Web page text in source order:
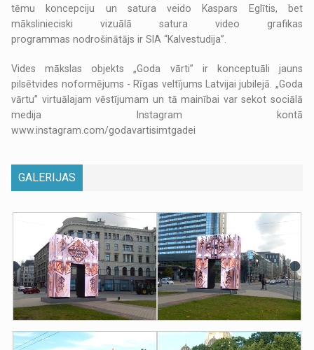
tēmu koncepciju un satura veido Kaspars Eglītis, bet
mākslinieciski vizuālā satura video grafikas
programmas nodrošinātājs ir SIA “Kalvestudija”.
Vides mākslas objekts „Goda vārti” ir konceptuāli jauns
pilsētvides noformējums - Rīgas veltījums Latvijai jubilejā. „Goda
vārtu” virtuālajam vēstījumam un tā mainībai var sekot sociālā
medija Instagram kontā
www.instagram.com/godavartisimtgadei
GALERIJAS